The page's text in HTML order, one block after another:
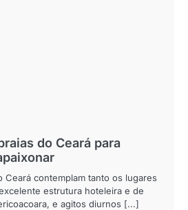
do Ceará para
Ceará contemplam tanto os lugares
estrutura hoteleira e de
e agitos diurnos [...]